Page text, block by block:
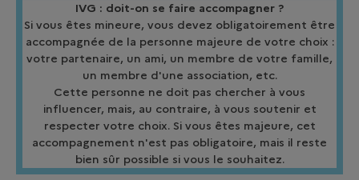
IVG : doit-on se faire accompagner ?
Si vous êtes mineure, vous devez obligatoirement être
accompagnée de la personne majeure de votre choix :
votre partenaire, un ami, un membre de votre famille,
un membre d'une association, etc.
Cette personne ne doit pas chercher à vous
influencer, mais, au contraire, à vous soutenir et
respecter votre choix. Si vous êtes majeure, cet
accompagnement n'est pas obligatoire, mais il reste
bien sûr possible si vous le souhaitez.